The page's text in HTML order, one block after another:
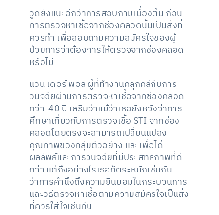
วูดยังแนะอีกว่าการสอบถามเบื้องต้น ก่อน
การตรวจหาเชื้อจากช่องคลอดนั้นเป็นสิ่งที่
ควรทำ เพื่อสอบถามความสมัครใจของผู้
ป่วยการว่าต้องการให้ตรวจจากช่องคลอด
หรือไม่
แวน เดอร์ พอล ผู้ที่ทำงานคลุกคลีกับการ
วินิจฉัยผ่านการตรวจหาเชื้อจากช่องคลอด
กว่า 40 ปี เสริมว่าแม้ว่าเธอยังหวังว่าการ
ศึกษาเกี่ยวกับการตรวจเชื้อ STI จากช่อง
คลอดโดยตรงจะสามารถเปลี่ยนแปลง
คุณภาพของกลุ่มตัวอย่าง และเพื่อได้
ผลลัพธ์และการวินิจฉัยที่มีประสิทธิภาพที่ดี
กว่า แต่ถึงอย่างไรเธอก็ตระหนักเช่นกัน
ว่าการคำนึงถึงความยินยอมในกระบวนการ
และวิธีตรวจหาเชื้อตามความสมัครใจเป็นสิ่ง
ที่ควรใส่ใจเช่นกัน